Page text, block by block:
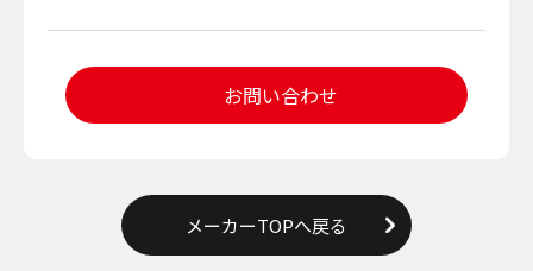
お問い合わせ
メーカーTOPへ戻る